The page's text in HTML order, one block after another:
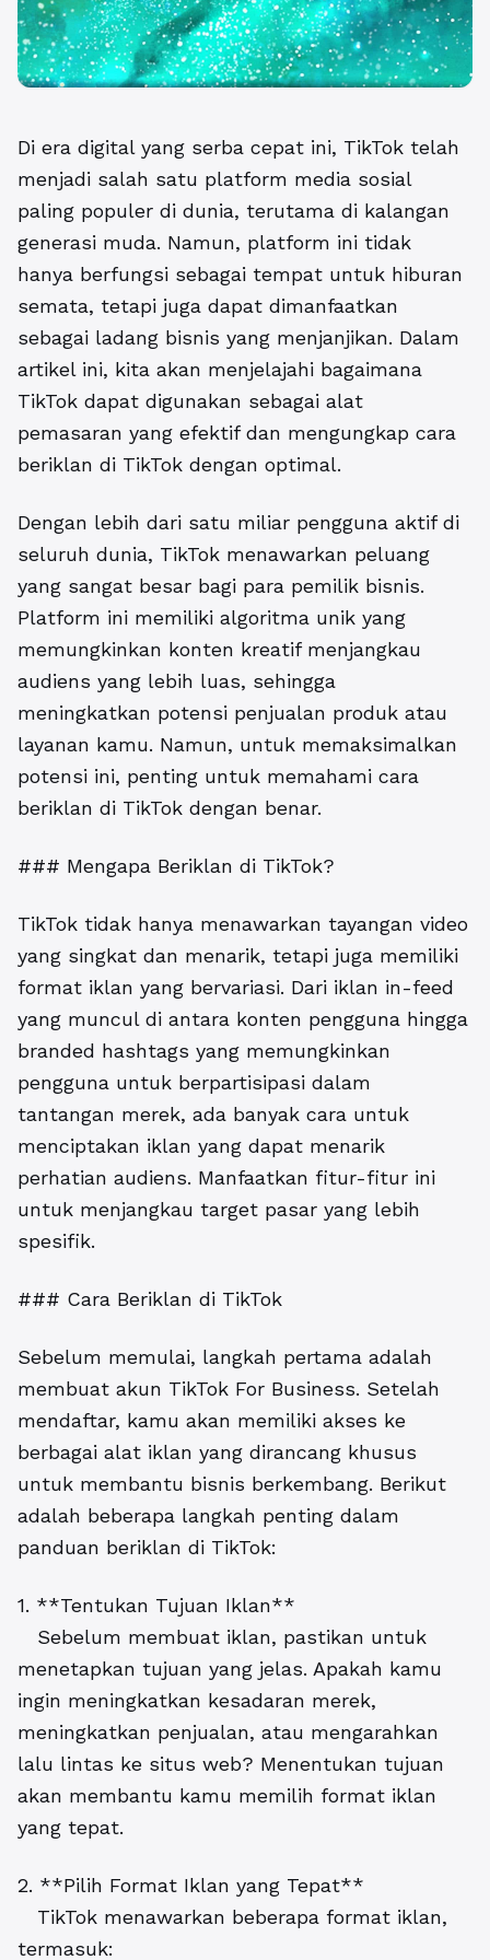
Di era digital yang serba cepat ini, TikTok telah
menjadi salah satu platform media sosial
paling populer di dunia, terutama di kalangan
generasi muda. Namun, platform ini tidak
hanya berfungsi sebagai tempat untuk hiburan
semata, tetapi juga dapat dimanfaatkan
sebagai ladang bisnis yang menjanjikan. Dalam
artikel ini, kita akan menjelajahi bagaimana
TikTok dapat digunakan sebagai alat
pemasaran yang efektif dan mengungkap cara
beriklan di TikTok dengan optimal.
Dengan lebih dari satu miliar pengguna aktif di
seluruh dunia, TikTok menawarkan peluang
yang sangat besar bagi para pemilik bisnis.
Platform ini memiliki algoritma unik yang
memungkinkan konten kreatif menjangkau
audiens yang lebih luas, sehingga
meningkatkan potensi penjualan produk atau
layanan kamu. Namun, untuk memaksimalkan
potensi ini, penting untuk memahami cara
beriklan di TikTok dengan benar.
### Mengapa Beriklan di TikTok?
TikTok tidak hanya menawarkan tayangan video
yang singkat dan menarik, tetapi juga memiliki
format iklan yang bervariasi. Dari iklan in-feed
yang muncul di antara konten pengguna hingga
branded hashtags yang memungkinkan
pengguna untuk berpartisipasi dalam
tantangan merek, ada banyak cara untuk
menciptakan iklan yang dapat menarik
perhatian audiens. Manfaatkan fitur-fitur ini
untuk menjangkau target pasar yang lebih
spesifik.
### Cara Beriklan di TikTok
Sebelum memulai, langkah pertama adalah
membuat akun TikTok For Business. Setelah
mendaftar, kamu akan memiliki akses ke
berbagai alat iklan yang dirancang khusus
untuk membantu bisnis berkembang. Berikut
adalah beberapa langkah penting dalam
panduan beriklan di TikTok:
1. **Tentukan Tujuan Iklan**
Sebelum membuat iklan, pastikan untuk
menetapkan tujuan yang jelas. Apakah kamu
ingin meningkatkan kesadaran merek,
meningkatkan penjualan, atau mengarahkan
lalu lintas ke situs web? Menentukan tujuan
akan membantu kamu memilih format iklan
yang tepat.
2. **Pilih Format Iklan yang Tepat**
TikTok menawarkan beberapa format iklan,
termasuk: